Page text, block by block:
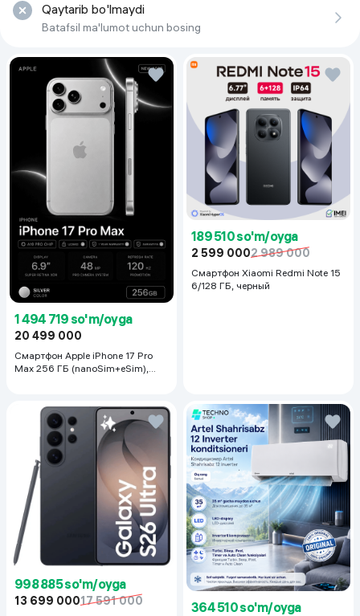
Qaytarib bo'lmaydi
Batafsil ma'lumot uchun bosing
1 494 719 so'm/oyga
20 499 000
Смартфон Apple iPhone 17 Pro
Max 256 ГБ (nanoSim+eSim),
189 510 so'm/oyga
2 599 0002 989 000
Смартфон Xiaomi Redmi Note 15
6/128 ГБ, черный
998 885 so'm/oyga
13 699 00017 591 000 364 510 so'm/oyga